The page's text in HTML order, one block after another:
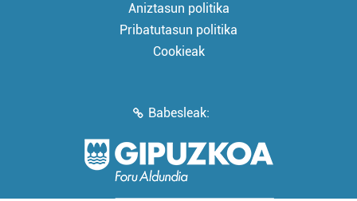
Aniztasun politika
Pribatutasun politika
Cookieak
Babesleak: